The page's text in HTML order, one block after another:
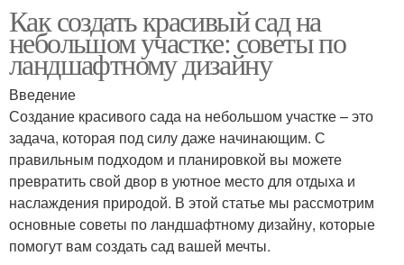
Как создать красивый сад на
небольшом участке: советы по
ландшафтному дизайну
Введение
Создание красивого сада на небольшом участке – это
задача, которая под силу даже начинающим. С
правильным подходом и планировкой вы можете
превратить свой двор в уютное место для отдыха и
наслаждения природой. В этой статье мы рассмотрим
основные советы по ландшафтному дизайну, которые
помогут вам создать сад вашей мечты.